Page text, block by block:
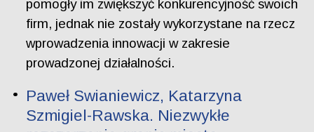
pomogły im zwiększyć konkurencyjność swoich
firm, jednak nie zostały wykorzystane na rzecz
wprowadzenia innowacji w zakresie
prowadzonej działalności.
Paweł Swianiewicz, Katarzyna
Szmigiel-Rawska. Niezwykłe